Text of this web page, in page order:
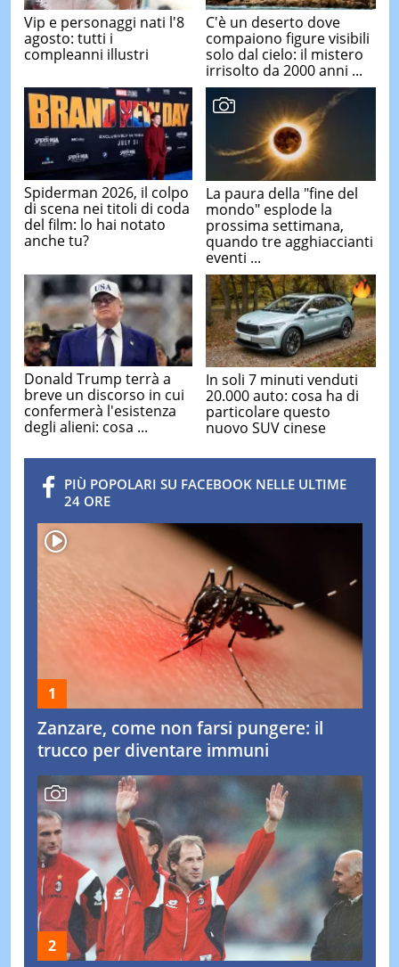
Vip e personaggi nati l'8
agosto: tutti i
compleanni illustri
C'è un deserto dove
compaiono figure visibili
solo dal cielo: il mistero
irrisolto da 2000 anni ...
Spiderman 2026, il colpo
di scena nei titoli di coda
del film: lo hai notato
anche tu?
La paura della "fine del
mondo" esplode la
prossima settimana,
quando tre agghiaccianti
eventi ...
Donald Trump terrà a
breve un discorso in cui
confermerà l'esistenza
degli alieni: cosa ...
In soli 7 minuti venduti
20.000 auto: cosa ha di
particolare questo
nuovo SUV cinese
PIÙ POPOLARI SU FACEBOOK NELLE ULTIME
24 ORE
Zanzare, come non farsi pungere: il
trucco per diventare immuni